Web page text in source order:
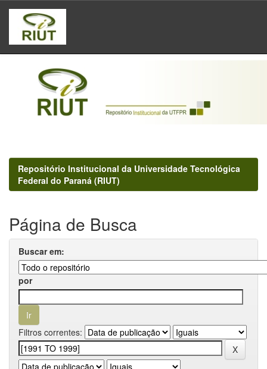
Skip
navigation
Repositório Institucional da Universidade Tecnológica
Federal do Paraná (RIUT)
Página de Busca
Buscar em:
por
Filtros correntes: